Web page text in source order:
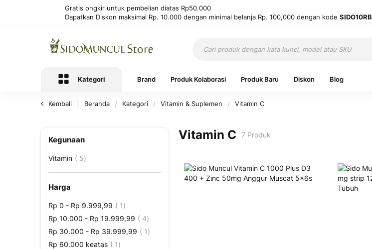
Gratis ongkir untuk pembelian diatas Rp50.000
Dapatkan Diskon maksimal Rp. 10.000 dengan minimal belanja Rp. 100,000 dengan kode SIDO10RB
Kategori Brand Produk Kolaborasi Produk Baru Diskon Blog
Kembali Beranda Kategori Vitamin & Suplemen Vitamin C
Vitamin C 7 Produk
Kegunaan
Vitamin 5Produk
Harga
Rp 0 - Rp 9.999,99 1Produk
Rp 10.000 - Rp 19.999,99 4Produk
Rp 30.000 - Rp 39.999,99 1Produk
Rp 60.000 keatas 1Produk